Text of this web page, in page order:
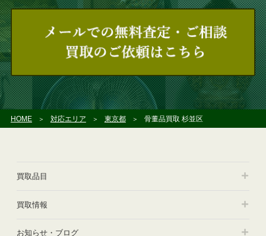
HOME 対応エリア 東京都 骨董品買取 杉並区
買取品目
買取情報
お知らせ・ブログ